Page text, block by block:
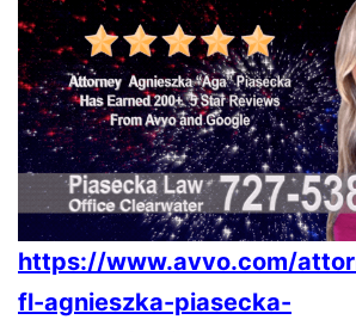
https://www.avvo.com/
fl-agnieszka-piasecka-